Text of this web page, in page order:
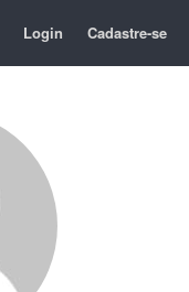
Login Cadastre-se